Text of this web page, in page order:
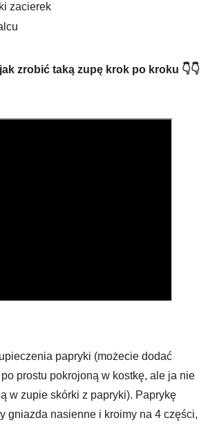
zacierek
zrobić taką zupę krok po kroku 👇👇
papryki (możecie dodać
prostu pokrojoną w kostkę, ale ja nie
w zupie skórki z papryki). Paprykę
gniazda nasienne i kroimy na 4 części,